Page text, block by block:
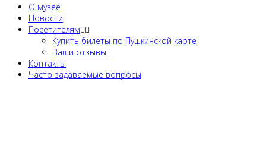
О музее
Новости
Посетителям
Купить билеты по Пушкинской карте
Ваши отзывы
Контакты
Часто задаваемые вопросы